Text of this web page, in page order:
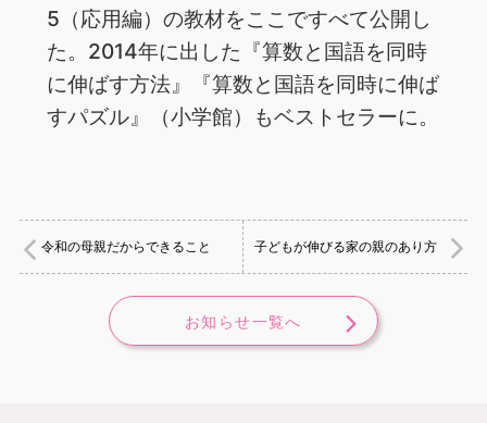
5（応用編）の教材をここですべて公開し
た。2014年に出した『算数と国語を同時
に伸ばす方法』『算数と国語を同時に伸ば
すパズル』（小学館）もベストセラーに。
令和の母親だからできること 子どもが伸びる家の親のあり方
お知らせ一覧へ